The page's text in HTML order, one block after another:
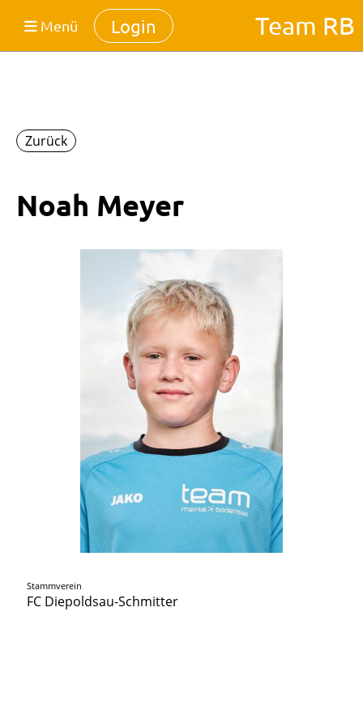
Team RB
Login
Menü
Zurück
Noah Meyer
Stammverein
FC Diepoldsau-Schmitter